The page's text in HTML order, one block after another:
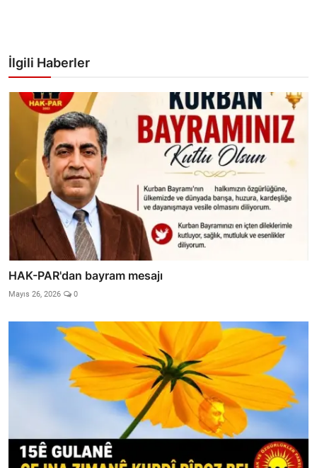
İlgili Haberler
HAK-PAR'dan bayram mesajı
Mayıs 26, 2026 0